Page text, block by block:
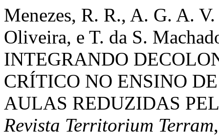
Menezes, R. R., A. G. A.
Oliveira, e T. da S.
INTEGRANDO
CRÍTICO NO ENSINO
AULAS REDUZIDAS
Revista Territorium Terram